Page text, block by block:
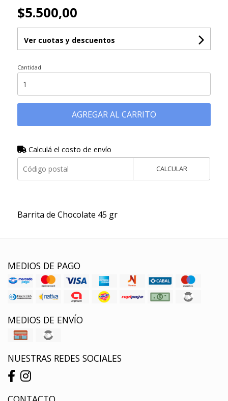
$5.500,00
Ver cuotas y descuentos
Cantidad
AGREGAR AL CARRITO
Calculá el costo de envío
CALCULAR
Barrita de Chocolate 45 gr
MEDIOS DE PAGO
MEDIOS DE ENVÍO
NUESTRAS REDES SOCIALES